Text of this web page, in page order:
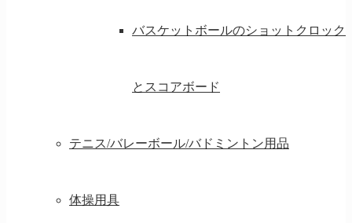
バスケットボールのショットクロック
とスコアボード
テニス/バレーボール/バドミントン用品
体操用具